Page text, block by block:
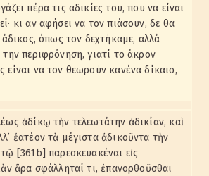
πέρα τις αδικίες του, που να είναι
κι αν αφήσει να τον πιάσουν, δε θα
άδικος, όπως τον δεχτήκαμε, αλλά
περιφρόνηση, γιατί το άκρον
είναι να τον θεωρούν κανένα δίκαιο,
ἀδίκῳ τὴν τελεωτάτην ἀδικίαν, καὶ
ἐατέον τὰ μέγιστα ἀδικοῦντα τὴν
[361b] παρεσκευακέναι εἰς
ἄρα σφάλληταί τι, ἐπανορθοῦσθαι